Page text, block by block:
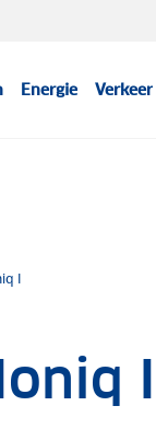
Energie Verkeer
I
I